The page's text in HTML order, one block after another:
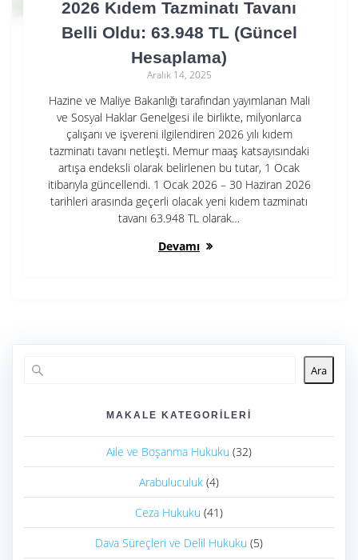
2026 Kıdem Tazminatı Tavanı
Belli Oldu: 63.948 TL (Güncel
Hesaplama)
Aralık 14, 2025
Hazine ve Maliye Bakanlığı tarafından yayımlanan Mali
ve Sosyal Haklar Genelgesi ile birlikte, milyonlarca
çalışanı ve işvereni ilgilendiren 2026 yılı kıdem
tazminatı tavanı netleşti. Memur maaş katsayısındaki
artışa endeksli olarak belirlenen bu tutar, 1 Ocak
itibarıyla güncellendi. 1 Ocak 2026 – 30 Haziran 2026
tarihleri arasında geçerli olacak yeni kıdem tazminatı
tavanı 63.948 TL olarak…
Devamı
Ara
MAKALE KATEGORILERI
Aile ve Boşanma Hukuku (32)
Arabuluculuk (4)
Ceza Hukuku (41)
Dava Süreçleri ve Delil Hukuku (5)